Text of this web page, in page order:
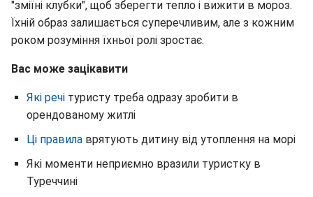
"зміїні клубки", щоб зберегти тепло і вижити в мороз.
Їхній образ залишається суперечливим, але з кожним
роком розуміння їхньої ролі зростає.
Вас може зацікавити
Які речі туристу треба одразу зробити в
орендованому житлі
Ці правила врятують дитину від утоплення на морі
Які моменти неприємно вразили туристку в
Туреччині